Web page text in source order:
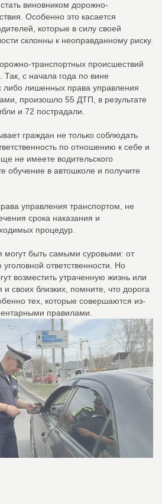
виновником дорожно-
Особенно это касается
которые в силу своей
склонны к неоправданному риску.
транспортных происшествий
Так, с начала года по вине
лишенных права управления
произошло 55 ДТП, в результате
и 72 пострадали.
граждан не только соблюдать
по отношению к себе и
не имеете водительского
обучение в автошколе и получите
управления транспортом, не
срока наказания и
процедур.
могут быть самыми суровыми: от
ответственности. Но
возместить утраченную жизнь или
и своих близких, помните, что дорога
тех, которые совершаются из-
правилами.